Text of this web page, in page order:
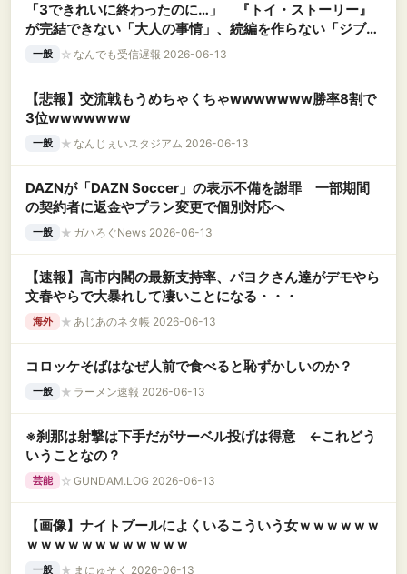
「3できれいに終わったのに…」 『トイ・ストーリー』
が完結できない「大人の事情」、続編を作らない「ジブ
リ」との違いは
一般 ☆ なんでも受信遅報 2026-06-13
【悲報】交流戦もうめちゃくちゃwwwwwww勝率8割で
3位wwwwwww
一般 ★ なんじぇいスタジアム 2026-06-13
DAZNが「DAZN Soccer」の表示不備を謝罪 一部期間
の契約者に返金やプラン変更で個別対応へ
一般 ★ ガハろぐNews 2026-06-13
【速報】高市内閣の最新支持率、パヨクさん達がデモやら
文春やらで大暴れして凄いことになる・・・
海外 ★ あじあのネタ帳 2026-06-13
コロッケそばはなぜ人前で食べると恥ずかしいのか？
一般 ★ ラーメン速報 2026-06-13
※刹那は射撃は下手だがサーベル投げは得意 ←これどう
いうことなの？
芸能 ☆ GUNDAM.LOG 2026-06-13
【画像】ナイトプールによくいるこういう女ｗｗｗｗｗｗ
ｗｗｗｗｗｗｗｗｗｗｗｗ
一般 ★ まにゅそく 2026-06-13